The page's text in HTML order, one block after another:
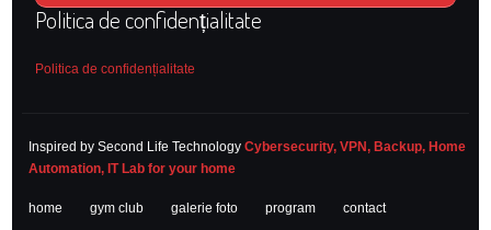
Politica de confidențialitate
Politica de confidențialitate
Inspired by Second Life Technology Cybersecurity, VPN, Backup, Home
Automation, IT Lab for your home
home gym club galerie foto program contact